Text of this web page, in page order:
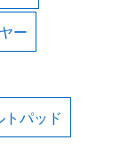
ー
パッド